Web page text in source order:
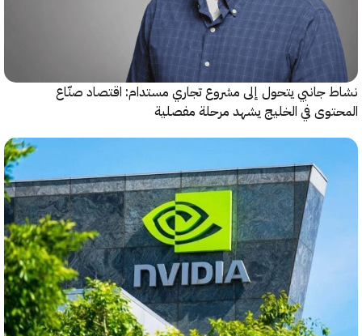
جانبي يتحول إلى مشروع تجاري مستدام: اقتصاد صنّاع
في الخليج يشهد مرحلة مفصلية